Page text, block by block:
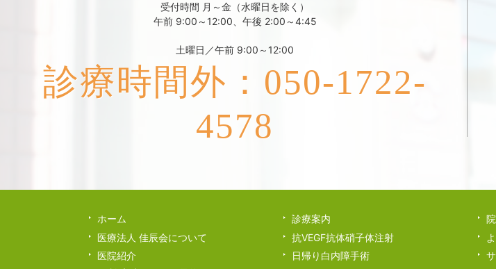
受付時間 月～金（水曜日を除く）
午前 9:00～12:00、午後 2:00～4:45
土曜日／午前 9:00～12:00
診療時間外：050-1722-
4578
ホーム
医療法人 佳辰会について
医院紹介
診療案内
抗VEGF抗体硝子体注射
日帰り白内障手術